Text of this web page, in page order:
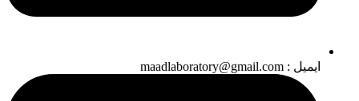
ایمیل : maadlaboratory@gmail.com